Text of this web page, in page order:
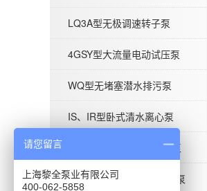
LQ3A型无极调速转子泵
4GSY型大流量电动试压泵
WQ型无堵塞潜水排污泵
IS、IR型卧式清水离心泵
ISG型单级立式管道离心泵
BAW-S型食品级卫生离心泵
请您留言
上海黎全泵业有限公司
400-062-5858